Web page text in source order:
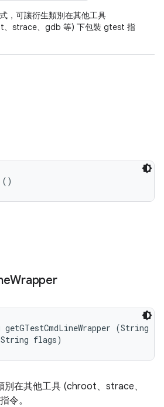
，可讓衍生類別在其他工具
、strace、gdb 等) 下包裝 gtest 指
()
Wrapper
(String
flags)
別在其他工具 (chroot、strace、
令。